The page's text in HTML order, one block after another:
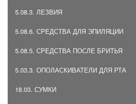
5.08.3. ЛЕЗВИЯ
5.08.6. СРЕДСТВА ДЛЯ ЭПИЛЯЦИИ
5.08.5. СРЕДСТВА ПОСЛЕ БРИТЬЯ
5.03.3. ОПОЛАСКИВАТЕЛИ ДЛЯ РТА
18.03. СУМКИ